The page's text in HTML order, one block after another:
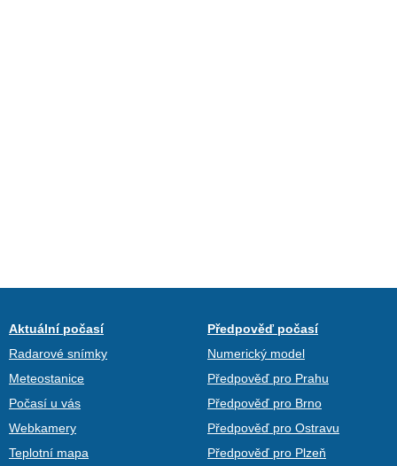
Aktuální počasí
Radarové snímky
Meteostanice
Počasí u vás
Webkamery
Teplotní mapa
Předpověď počasí
Numerický model
Předpověď pro Prahu
Předpověď pro Brno
Předpověď pro Ostravu
Předpověď pro Plzeň